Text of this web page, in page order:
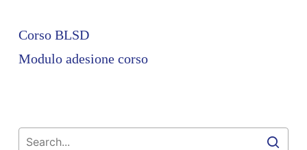
Corso BLSD
Modulo adesione corso